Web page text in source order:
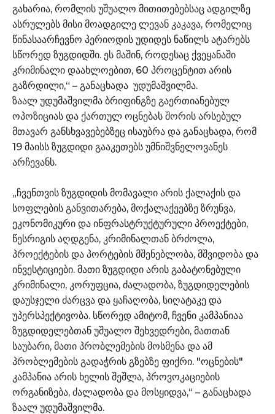
გახარია, რომლის უშუალო მითითებებსაც ადგილზე
ასრულებს მისი მოადგილე ლევან კაკავა, რომელიც
წინასაარჩევნო პერიოდის უდიდეს ნაწილს ატარებს
სწორედ ზუგდიდში. ეს მაშინ, როდესაც ქვეყანაში
კრიმინალი დაახლოებით, 60 პროცენტით არის
გაზრდილი,“ – განაცხადა უდუმაშვილმა.
ზაალ უდუმაშვილმა ბრიფინგზე გაერთიანებულ
ოპოზიციას და ქართულ ოცნებას შორის არსებულ
მთავარ განსხვავებებზეც ისაუბრა და განაცხადა, რომ
19 მაისს ზუგდიდი გააკეთებს უმნიშვნელოვანეს
არჩევანს.
„ჩვენთვის ზუგდიდის მომავალი არის ქალაქის და
სოფლების განვითარება, მოქალაქეებზე ზრუნვა,
ეკონომიკური და ინფრასტრუქტურული პროექტები,
წესრიგის აღდგენა, კრიმინალთან ბრძოლა,
პროექტების და პორტების მშენებლობა, მშვიდობა და
ინვესტიციები. მათი ზუგდიდი არის გაბატონებული
კრიმინალი, კორუფცია, ძალადობა, ზუგდიდელების
დაუსჯელი ძარცვა და ყაჩაღობა, სიღატაკე და
უპერსპექტივობა. სწორედ ამიტომ, ჩვენი კამპანიაა
ზუგდიდელებთან უშუალო შეხვედრები, მათთან
საუბარი, მათი პრობლემების მოსმენა და ამ
პრობლემების გადაჭრის გზებზე ფიქრი. "ოცნების"
კამპანია არის ხელის შეშლა, პროვოკაციების
ორგანიზება, ძალადობა და მოსყიდვა,“ – განაცხადა
ზაალ უდუმაშვილმა.